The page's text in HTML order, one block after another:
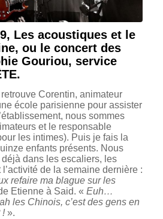
Les acoustiques et le
ou le concert des
Gouriou, service
Corentin, animateur
école parisienne pour assister
nous sommes
et le responsable
les intimes). Puis je fais la
enfants présents. Nous
dans les escaliers, les
de la semaine dernière :
refaire ma blague sur les
Etienne à Said. « Euh…
les Chinois, c’est des gens en
!».